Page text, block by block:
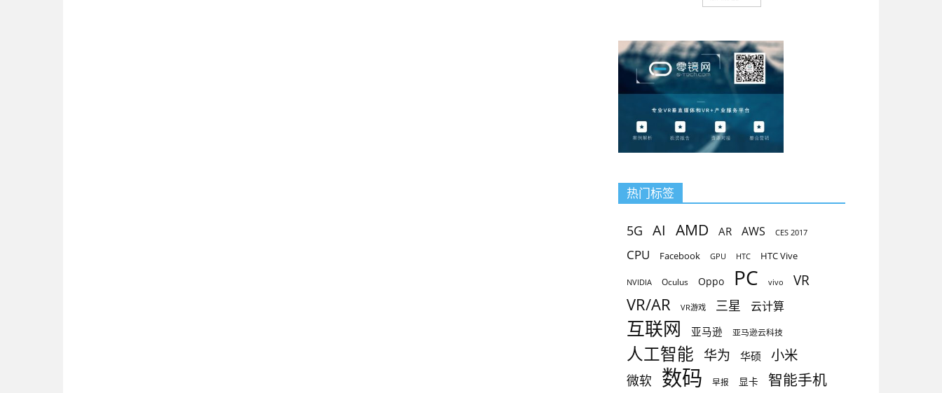
热门标签
5G AI AMD AR AWS CES 2017
CPU Facebook GPU HTC HTC Vive
NVIDIA Oculus Oppo PC vivo VR
VR/AR VR游戏 三星 云计算
互联网 亚马逊 亚马逊云科技
人工智能 华为 华硕 小米
微软 数码 早报 显卡 智能手机